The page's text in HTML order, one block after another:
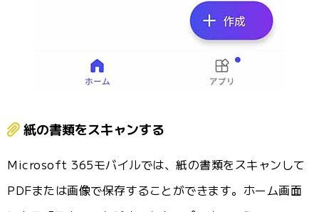
紙の書類をスキャンする
Microsoft 365モバイルでは、紙の書類をスキャンして
PDFまたは画像で保存することができます。ホーム画面